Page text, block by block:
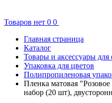
Товаров нет 0 0
Главная страница
Каталог
Товары и аксессуары для
Упаковка для цветов
Полипропиленовая
Пленка матовая
набор (20 шт),